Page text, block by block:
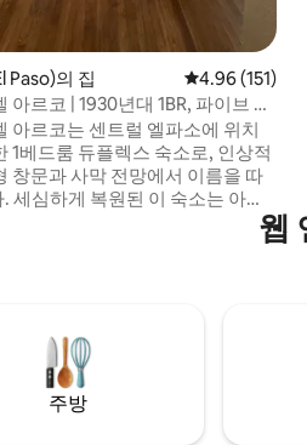
Paso)의 집 평점 4.96점(5
4.96 (151)
아르코 | 1930년대 1BR, 파이브 포
아르코는 센트럴 엘파소에 위치
1베드룸 듀플렉스 숙소로, 인상적
창문과 사막 전망에서 이름을 따
세심하게 복원된 이 숙소는 아치
천장, 타일 벽난로, 밝은 포인트 장
걸어서 갈 수 있으며, 햇살이 잘 들
인 분위기의 이 공간에서 휴식을
도 있습니다. 친구들과 함께 여행
? 바로 옆에 있는 카시타 티에라 로
보세요.
웹
주방